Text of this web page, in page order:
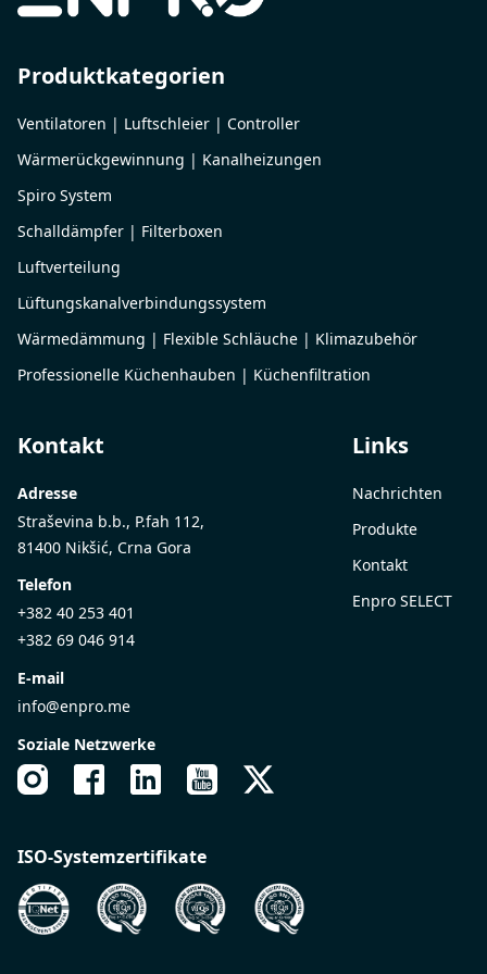
Produktkategorien
Ventilatoren | Luftschleier | Controller
Wärmerückgewinnung | Kanalheizungen
Spiro System
Schalldämpfer | Filterboxen
Luftverteilung
Lüftungskanalverbindungssystem
Wärmedämmung | Flexible Schläuche | Klimazubehör
Professionelle Küchenhauben | Küchenfiltration
Kontakt
Adresse
Straševina b.b., P.fah 112,
81400 Nikšić, Crna Gora
Telefon
+382 40 253 401
+382 69 046 914
E-mail
info@enpro.me
Soziale Netzwerke
Links
Nachrichten
Produkte
Kontakt
Enpro SELECT
ISO-Systemzertifikate